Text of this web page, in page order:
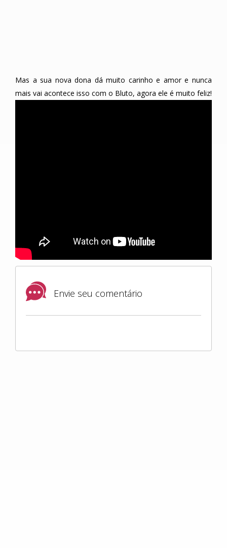
Mas a sua nova dona dá muito carinho e amor e nunca
mais vai acontece isso com o Bluto, agora ele é muito feliz!
Envie seu comentário